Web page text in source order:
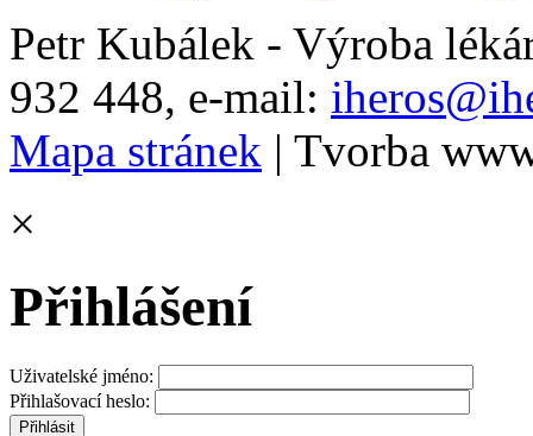
Petr Kubálek - Výroba
932 448, e-mail:
Mapa stránek | Tvorba
×
Přihlášení
Uživatelské jméno:
Přihlašovací heslo: